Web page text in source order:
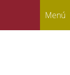
Menú